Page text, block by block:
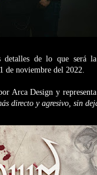
detalles de lo que será
de noviembre del 2022.
Arca Design y
directo y agresivo, sin